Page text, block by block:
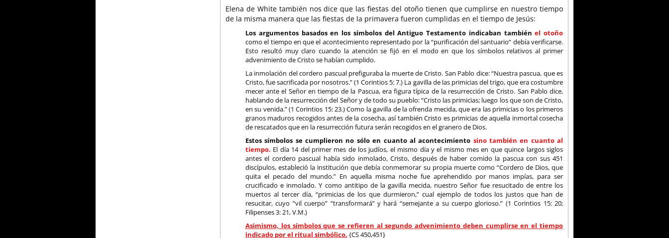
Elena de White también nos dice que las fiestas del otoño tienen que cumplirse en nuestro tiempo
de la misma manera que las fiestas de la primavera fueron cumplidas en el tiempo de Jesús:
Los argumentos basados en los símbolos del Antiguo Testamento indicaban tambiénel otoño
como el tiempo en que el acontecimiento representado por la “purificación del santuario” debía verificarse.
Esto resultó muy claro cuando la atención se fijó en el modo en que los símbolos relativos al primer
advenimiento de Cristo se habían cumplido.
La inmolación del cordero pascual prefiguraba la muerte de Cristo. San Pablo dice: “Nuestra pascua, que es
Cristo, fue sacrificada por nosotros.” (1 Corintios 5: 7.) La gavilla de las primicias del trigo, que era costumbre
mecer ante el Señor en tiempo de la Pascua, era figura típica de la resurrección de Cristo. San Pablo dice,
hablando de la resurrección del Señor y de todo su pueblo: “Cristo las primicias; luego los que son de Cristo,
en su venida.” (1 Corintios 15: 23.) Como la gavilla de la ofrenda mecida, que era las primicias o los primeros
granos maduros recogidos antes de la cosecha, así también Cristo es primicias de aquella inmortal cosecha
de rescatados que en la resurrección futura serán recogidos en el granero de Dios.
Estos símbolos se cumplieron no sólo en cuanto al acontecimiento sino también en cuanto al
tiempo. El día 14 del primer mes de los judíos, el mismo día y el mismo mes en que quince largos siglos
antes el cordero pascual había sido inmolado, Cristo, después de haber comido la pascua con sus 451
discípulos, estableció la institución que debía conmemorar su propia muerte como “Cordero de Dios, que
quita el pecado del mundo.” En aquella misma noche fue aprehendido por manos impías, para ser
crucificado e inmolado. Y como antitipo de la gavilla mecida, nuestro Señor fue resucitado de entre los
muertos al tercer día, “primicias de los que durmieron,” cual ejemplo de todos los justos que han de
resucitar, cuyo “vil cuerpo” “transformará” y hará “semejante a su cuerpo glorioso.” (1 Corintios 15: 20;
Filipenses 3: 21, V.M.)
Asimismo, los símbolos que se refieren al segundo advenimiento deben cumplirse en el tiempo
indicado por el ritual simbólico. {CS 450,451}